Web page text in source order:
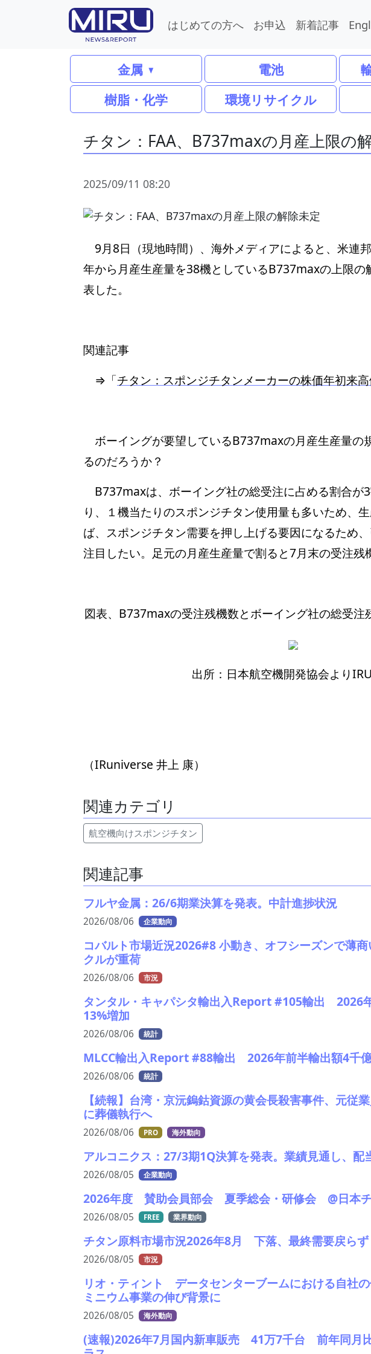
はじめての方へ お申込 新着記事
金属 電池
樹脂・化学
環境リサイクル
チタン：FAA、B737maxの月産上限の
2025/09/11 08:20
9月8日（現地時間）、海外メディアによると、米連
年から月産生産量を38機としているB737maxの上限の
表した。
関連記事
⇒「チタン：スポンジチタンメーカーの株価年初来
ボーイングが要望しているB737maxの月産生産量の
るのだろうか？
B737maxは、ボーイング社の総受注に占める割合が
り、１機当たりのスポンジチタン使用量も多いため、
ば、スポンジチタン需要を押し上げる要因になるため
注目したい。足元の月産生産量で割ると7月末の受注残
図表、B737maxの受注残機数とボーイング社の総受注
出所：日本航空機開発協会より
（IRuniverse 井上 康）
関連カテゴリ
航空機向けスポンジチタン
関連記事
フルヤ金属：26/6期業決算を発表。中計進捗状況
2026/08/06 企業動向
コバルト市場近況2026#8 小動き、オフシーズンで薄
クルが重荷
2026/08/06 市況
タンタル・キャパシタ輸出入Report #105輸出 2026
13%増加
2026/08/06 統計
MLCC輸出入Report #88輸出 2026年前半輸出額4千
2026/08/06 統計
【続報】台湾・京沅鎢鈷資源の黄会長殺害事件、元従
に葬儀執行へ
2026/08/06 PRO 海外動向
アルコニクス：27/3期1Q決算を発表。業績見通し、配
2026/08/05 企業動向
2026年度 賛助会員部会 夏季総会・研修会 @日本
2026/08/05 FREE 業界動向
チタン原料市場市況2026年8月 下落、最終需要戻ら
2026/08/05 市況
リオ・ティント データセンターブームにおける自社
ミニウム事業の伸び背景に
2026/08/05 海外動向
(速報)2026年7月国内新車販売 41万7千台 前年同月